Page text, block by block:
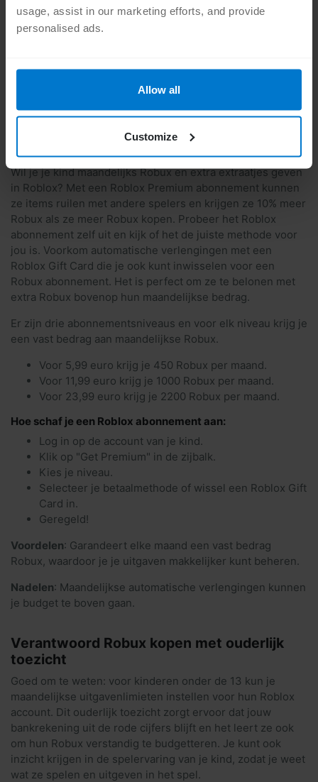
usage, assist in our marketing efforts, and provide
personalised ads.
Allow all
Customize
Helemaal klaar! Je kind kan meteen aan de slag met
zijn Robux.
onverwachte kosten.
: Je moet ervoor zorgen dat je bij een
gecertificeerde verkoper koopt om oplichting te
3. Robux krijgen met een Premium abonnement
Wil je je kind maandelijks Robux en extra extraatjes geven
in Roblox? Met een Roblox Premium abonnement kunnen
ze items ruilen met andere spelers en krijgen ze 10% meer
Robux als ze meer Robux kopen. Probeer het Roblox
abonnement zelf uit en kijk of het de juiste methode voor
jou is. Voorkom automatische verlengingen met een
Roblox Gift Card die je ook kunt inwisselen voor een
Robux abonnement. Het is perfect om ze te belonen met
extra Robux bovenop hun maandelijkse bedrag.
Er zijn drie abonnementsniveaus en voor elk niveau krijg je
een vast bedrag aan maandelijkse Robux.
Voor 5,99 euro krijg je 450 Robux per maand.
Voor 11,99 euro krijg je 1000 Robux per maand.
Voor 23,99 euro krijg je 2200 Robux per maand.
Hoe schaf je een Roblox abonnement aan:
Log in op de account van je kind.
Klik op "Get Premium" in de zijbalk.
Kies je niveau.
Selecteer je betaalmethode of wissel een Roblox Gift
Card in.
Geregeld!
Voordelen: Garandeert elke maand een vast bedrag
Robux, waardoor je je uitgaven makkelijker kunt beheren.
Nadelen: Maandelijkse automatische verlengingen kunnen
je budget te boven gaan.
Verantwoord Robux kopen met ouderlijk
toezicht
Goed om te weten: voor kinderen onder de 13 kun je
maandelijkse uitgavenlimieten instellen voor hun Roblox
account. Dit ouderlijk toezicht zorgt ervoor dat jouw
bankrekening uit de rode cijfers blijft en het leert ze ook
om hun Robux verstandig te budgetteren. Je kunt ook
inzicht krijgen in de spelervaring van je kind, zodat je weet
wat ze spelen en uitgeven in het spel.